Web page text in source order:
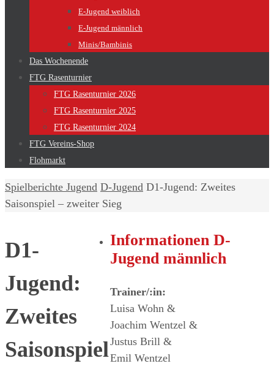
E-Jugend weiblich
E-Jugend männlich
Minis/Bambinis
Das Wochenende
FTG Rasenturnier
FTG Rasenturnier 2026
FTG Rasenturnier 2025
FTG Rasenturnier 2024
FTG Vereins-Shop
Flohmarkt
Home
Spielberichte Jugend D-Jugend D1-Jugend: Zweites
Saisonspiel – zweiter Sieg
D1-
Jugend:
Zweites
Saisonspiel
Informationen D-
Jugend männlich
Trainer/:in:
Luisa Wohn &
Joachim Wentzel &
Justus Brill &
Emil Wentzel